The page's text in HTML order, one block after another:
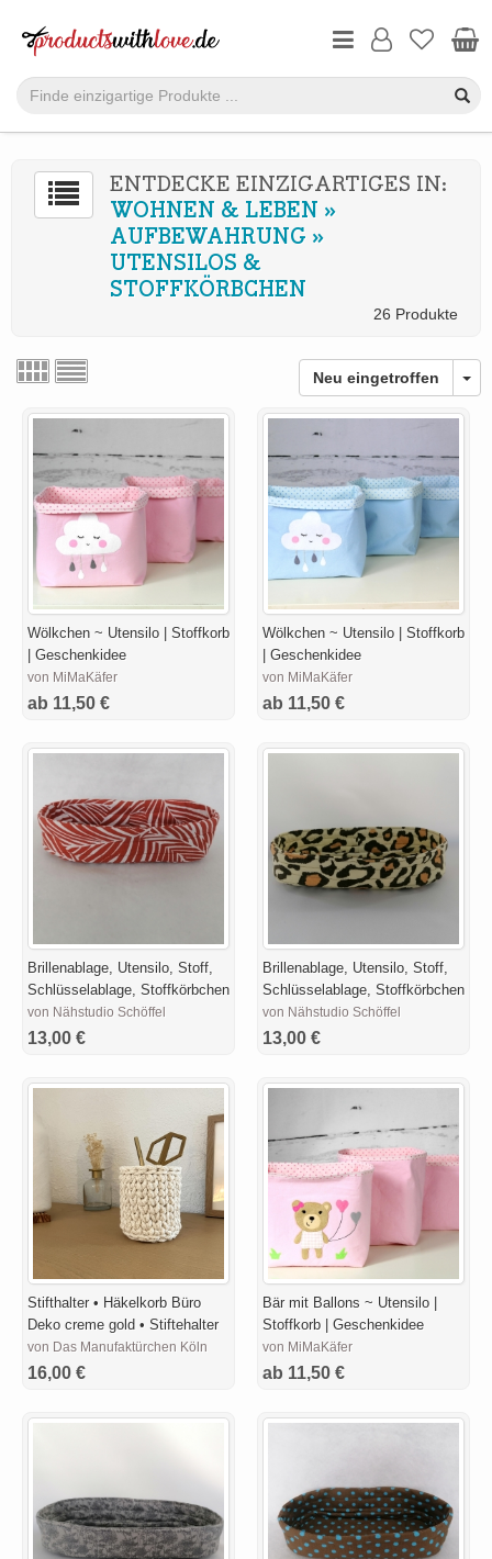
ENTDECKE EINZIGARTIGES IN:
WOHNEN & LEBEN »
AUFBEWAHRUNG »
UTENSILOS &
STOFFKÖRBCHEN
26 Produkte
Neu eingetroffen
Wölkchen ~ Utensilo | Stoffkorb
| Geschenkidee
von MiMaKäfer
ab 11,50 €
Wölkchen ~ Utensilo | Stoffkorb
| Geschenkidee
von MiMaKäfer
ab 11,50 €
Brillenablage, Utensilo, Stoff,
Schlüsselablage, Stoffkörbchen
von Nähstudio Schöffel
13,00 €
Brillenablage, Utensilo, Stoff,
Schlüsselablage, Stoffkörbchen
von Nähstudio Schöffel
13,00 €
Stifthalter • Häkelkorb Büro
Deko creme gold • Stiftehalter
von Das Manufaktürchen Köln
16,00 €
Bär mit Ballons ~ Utensilo |
Stoffkorb | Geschenkidee
von MiMaKäfer
ab 11,50 €